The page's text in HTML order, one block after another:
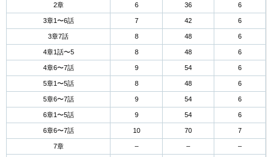
2章 6 36 6
3章1〜6話 7 42 6
3章7話 8 48 6
4章1話〜5 8 48 6
4章6〜7話 9 54 6
5章1〜5話 8 48 6
5章6〜7話 9 54 6
6章1〜5話 9 54 6
6章6〜7話 10 70 7
7章 – – –